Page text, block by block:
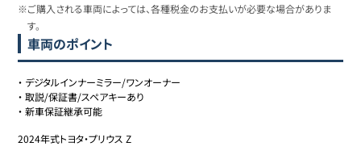
※ご購入される車両によっては、各種税金のお支払いが必要な場合がありま
す。
車両のポイント
・ デジタルインナーミラー/ワンオーナー
・取説/保証書/スペアキーあり
・新車保証継承可能
2024年式トヨタ・プリウス Z